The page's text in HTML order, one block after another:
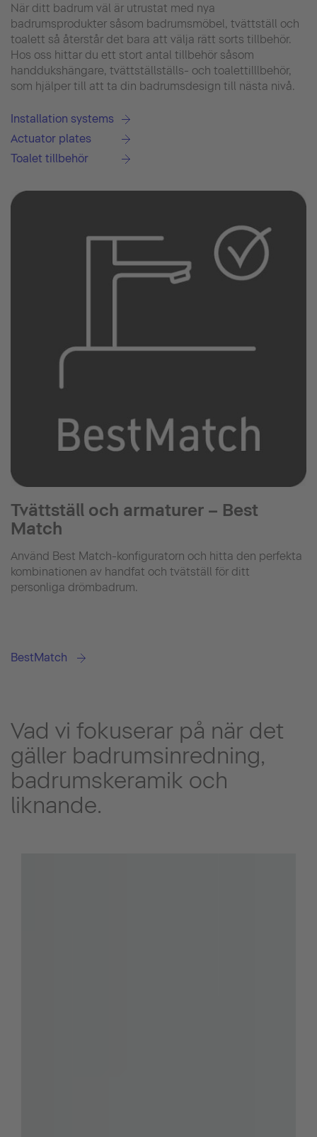
När ditt badrum väl är utrustat med nya
badrumsprodukter såsom badrumsmöbel, tvättställ och
toalett så återstår det bara att välja rätt sorts tillbehör.
Hos oss hittar du ett stort antal tillbehör såsom
handdukshängare, tvättställställs- och toalettilllbehör,
som hjälper till att ta din badrumsdesign till nästa nivå.
Installation systems
Actuator plates
Toalet tillbehör
Tvättställ och armaturer – Best
Match
Använd Best Match-konfiguratorn och hitta den perfekta
kombinationen av handfat och tvätställ för ditt
personliga drömbadrum.
BestMatch
Vad vi fokuserar på när det
gäller badrumsinredning,
badrumskeramik och
liknande.